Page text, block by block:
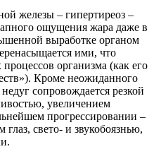
железы – гипертиреоз –
ощущения жара даже в
выработке органом
ими, что
организма (как его
Кроме неожиданного
сопровождается резкой
увеличением
прогрессировании –
свето- и звукобоязнью,